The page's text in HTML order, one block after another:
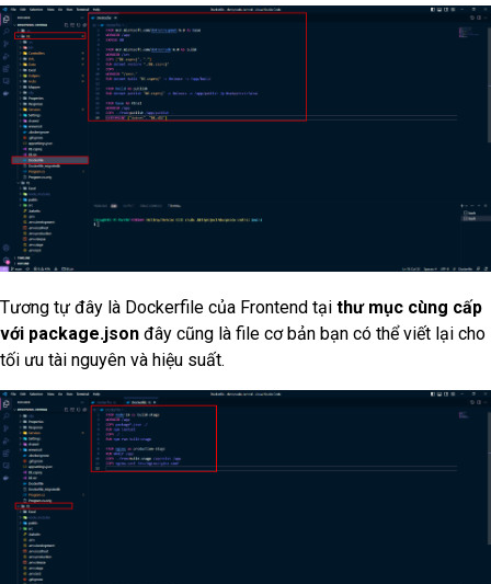
Tương tự đây là Dockerfile của Frontend tại thư mục cùng cấp
với package.json đây cũng là file cơ bản bạn có thể viết lại cho
tối ưu tài nguyên và hiệu suất.